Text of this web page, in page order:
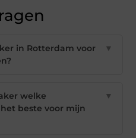
in Rotterdam voor
▼
welke
beste voor mijn
▼